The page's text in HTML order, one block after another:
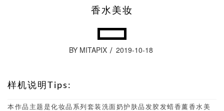
香水美妆
BY MITAPIX 2019-10-18
样机说明Tips:
本作品主题是化妆品系列套装洗面奶护肤品发胶发蜡香薰香水美